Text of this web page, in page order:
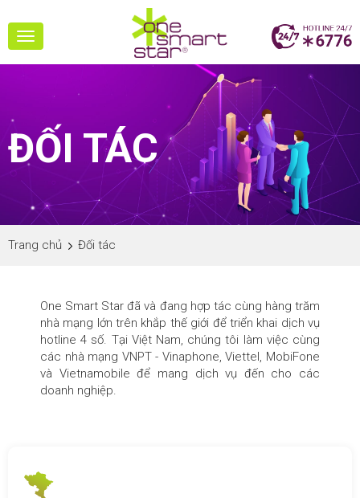
Toggle
navigation
ĐỐI TÁC
Trang chủ Đối tác
One Smart Star đã và đang hợp tác cùng hàng trăm
nhà mạng lớn trên khắp thế giới để triển khai dịch vụ
hotline 4 số. Tại Việt Nam, chúng tôi làm việc cùng
các nhà mạng VNPT - Vinaphone, Viettel, MobiFone
và Vietnamobile để mang dịch vụ đến cho các
doanh nghiệp.